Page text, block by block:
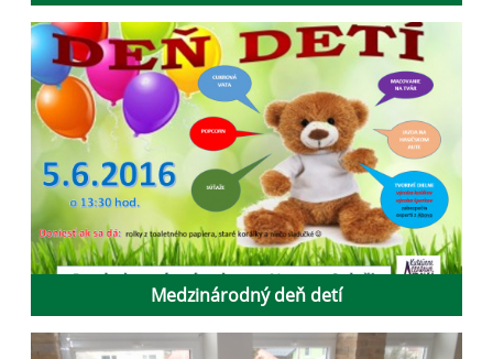
Medzinárodný deň detí